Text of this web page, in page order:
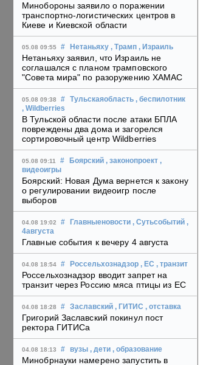
Минобороны заявило о поражении
транспортно-логистических центров в
Киеве и Киевской области
05.08 09:55 # Нетаньяху , Трамп , Израиль
Нетаньяху заявил, что Израиль не
соглашался с планом трамповского
"Совета мира" по разоружению ХАМАС
05.08 09:38 # Тульскаяобласть , беспилотник
, Wildberries
В Тульской области после атаки БПЛА
повреждены два дома и загорелся
сортировочный центр Wildberries
05.08 09:11 # Боярский , законопроект ,
видеоигры
Боярский: Новая Дума вернется к закону
о регулировании видеоигр после
выборов
04.08 19:02 # Главныеновости , Сутьсобытий ,
4августа
Главные события к вечеру 4 августа
04.08 18:54 # Россельхознадзор , ЕС , транзит
Россельхознадзор вводит запрет на
транзит через Россию мяса птицы из ЕС
04.08 18:28 # Заславский , ГИТИС , отставка
Григорий Заславский покинул пост
ректора ГИТИСа
04.08 18:13 # вузы , дети , образование
Минобрнауки намерено запустить в